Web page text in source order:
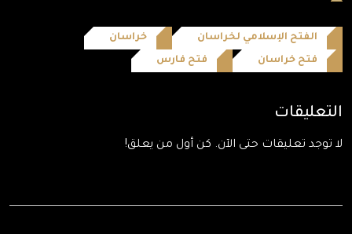
الفتح الإسلامي لخراسان خراسان
فتح خراسان فتح فارس
التعليقات
لا توجد تعليقات حتى الآن. كن أول من يعلق!